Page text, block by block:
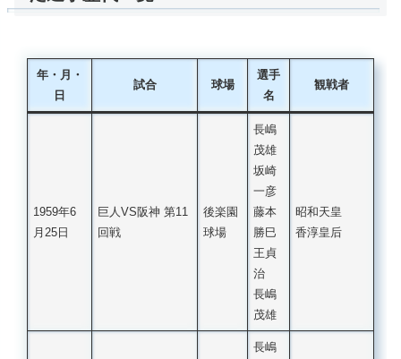
年・月・
日
試合 球場
選手
名
観戦者
1959年6
月25日
巨人VS阪神 第11
回戦
後楽園
球場
長嶋
茂雄
坂崎
一彦
藤本
勝巳
王貞
治
長嶋
茂雄
昭和天皇
香淳皇后
長嶋